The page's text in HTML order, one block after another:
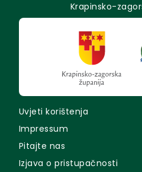
Krapinsko-
Uvjeti korištenja
Impressum
Pitajte nas
Izjava o pristupačnosti